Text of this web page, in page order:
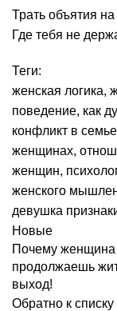
Трать объятия на
Где тебя не
Теги:
женская логика,
поведение, как
конфликт в семье
женщинах,
женщин,
женского
девушка
Новые
Почему женщина
продолжаешь
выход!
Обратно к списку